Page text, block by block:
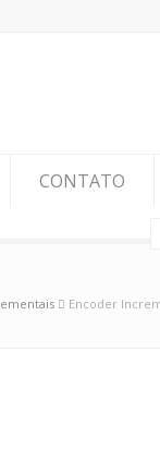
CONTATO
Encoder